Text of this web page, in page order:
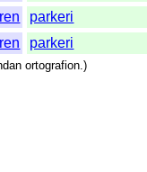
parkeri
parkeri
ortografion.)